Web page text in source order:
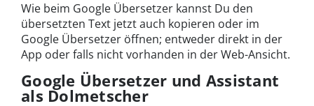
Wie beim Google Übersetzer kannst Du den
übersetzten Text jetzt auch kopieren oder im
Google Übersetzer öffnen; entweder direkt in der
App oder falls nicht vorhanden in der Web-Ansicht.
Google Übersetzer und Assistant
als Dolmetscher